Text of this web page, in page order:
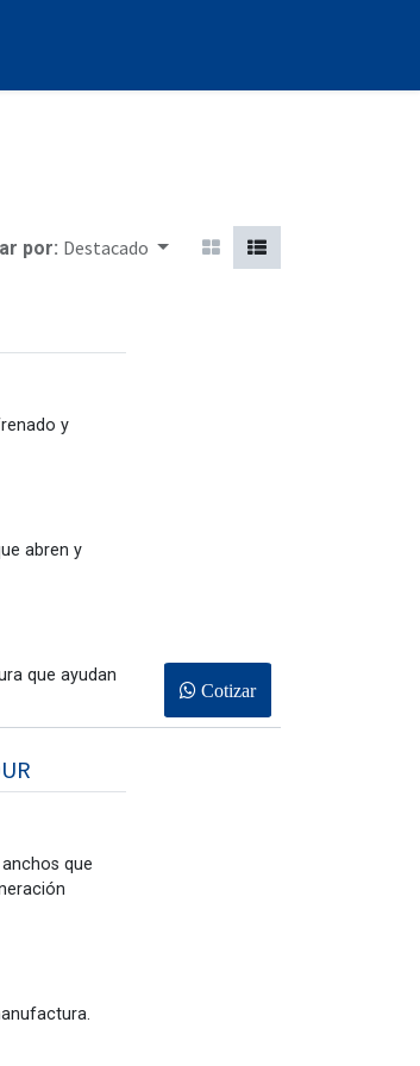
por: Destacado
y
abren y
que ayudan
Cotizar
que